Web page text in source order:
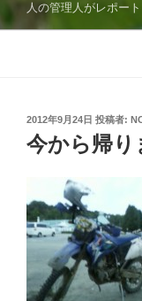
人の管理人がレポート
投
稿
日:
2012年9月24日 投稿者:
今から帰り